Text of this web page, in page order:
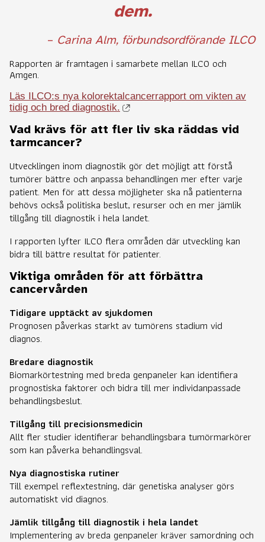
dem.
– Carina Alm, förbundsordförande ILCO
Rapporten är framtagen i samarbete mellan ILCO och
Amgen.
Läs ILCO:s nya kolorektalcancerrapport om vikten av
tidig och bred diagnostik.
Vad krävs för att fler liv ska räddas vid
tarmcancer?
Utvecklingen inom diagnostik gör det möjligt att förstå
tumörer bättre och anpassa behandlingen mer efter varje
patient. Men för att dessa möjligheter ska nå patienterna
behövs också politiska beslut, resurser och en mer jämlik
tillgång till diagnostik i hela landet.
I rapporten lyfter ILCO flera områden där utveckling kan
bidra till bättre resultat för patienter.
Viktiga områden för att förbättra
cancervården
Tidigare upptäckt av sjukdomen
Prognosen påverkas starkt av tumörens stadium vid
diagnos.
Bredare diagnostik
Biomarkörtestning med breda genpaneler kan identifiera
prognostiska faktorer och bidra till mer individanpassade
behandlingsbeslut.
Tillgång till precisionsmedicin
Allt fler studier identifierar behandlingsbara tumörmarkörer
som kan påverka behandlingsval.
Nya diagnostiska rutiner
Till exempel reflextestning, där genetiska analyser görs
automatiskt vid diagnos.
Jämlik tillgång till diagnostik i hela landet
Implementering av breda genpaneler kräver samordning och